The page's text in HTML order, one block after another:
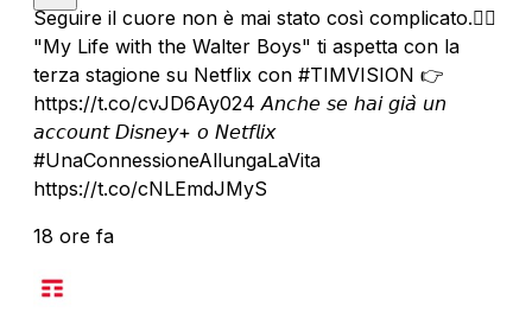
Seguire il cuore non è mai stato così complicato.❤️‍🔥
"My Life with the Walter Boys" ti aspetta con la
terza stagione su Netflix con #TIMVISION 👉
https://t.co/cvJD6Ay024 𝘈𝘯𝘤𝘩𝘦 𝘴𝘦 𝘩𝘢𝘪 𝘨𝘪𝘢̀ 𝘶𝘯
𝘢𝘤𝘤𝘰𝘶𝘯𝘵 𝘋𝘪𝘴𝘯𝘦𝘺+ 𝘰 𝘕𝘦𝘵𝘧𝘭𝘪𝘹
#UnaConnessioneAllungaLaVita
https://t.co/cNLEmdJMyS
18 ore fa